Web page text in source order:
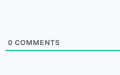
0 COMMENTS